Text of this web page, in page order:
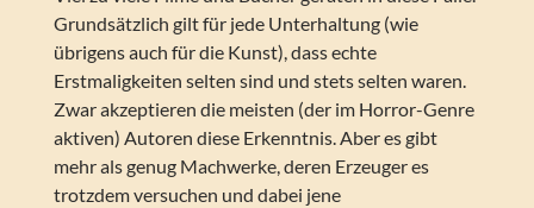
Grundsätzlich gilt für jede Unterhaltung (wie
übrigens auch für die Kunst), dass echte
Erstmaligkeiten selten sind und stets selten waren.
Zwar akzeptieren die meisten (der im Horror-Genre
aktiven) Autoren diese Erkenntnis. Aber es gibt
mehr als genug Machwerke, deren Erzeuger es
trotzdem versuchen und dabei jene